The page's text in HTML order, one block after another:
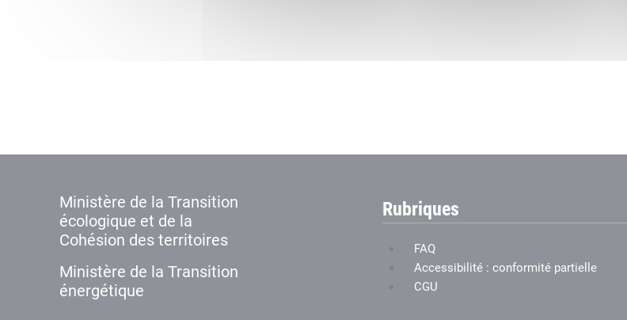
Ministère de la Transition
écologique et de la
Cohésion des territoires
Ministère de la Transition
énergétique
Rubriques
FAQ
Accessibilité : conformité partielle
CGU